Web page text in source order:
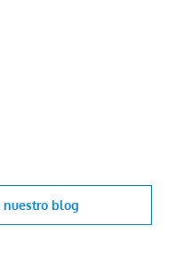
nuestro blog